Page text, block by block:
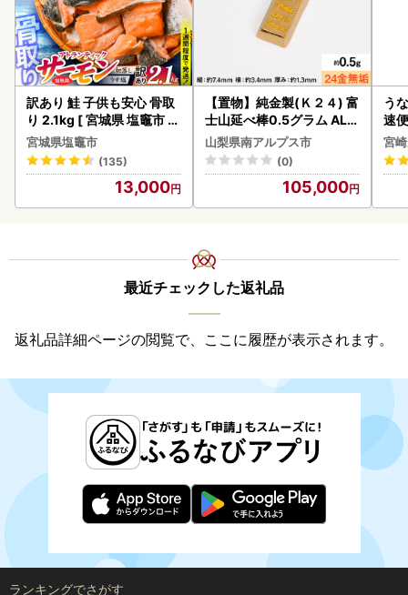
訳あり 鮭 子供も安心 骨取
り 2.1kg [ 宮城県 塩竈市 ]
鮭
宮城県塩竈市
(135)
13,000
【置物】純金製(Ｋ２４) 富
士山延べ棒0.5グラム ALP
BK181
山梨県南アルプス市
(0)
105,000
う
速
g以
宮
最近チェックした返礼品
返礼品詳細ページの閲覧で、ここに履歴が表示されます。
ランキングでさがす